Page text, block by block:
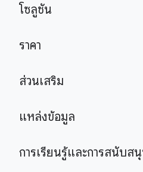
โซลูชัน
ราคา
ส่วนเสริม
แหล่งข้อมูล
การเรียนรู้และการสนับส